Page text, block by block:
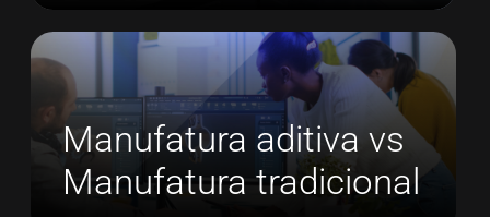
Manufatura aditiva vs
Manufatura tradicional